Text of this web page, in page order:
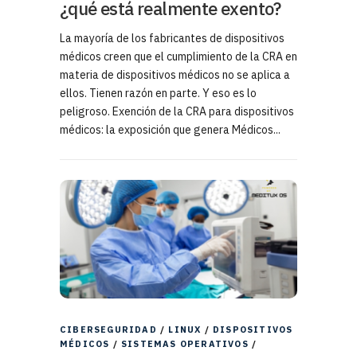
¿qué está realmente exento?
La mayoría de los fabricantes de dispositivos
médicos creen que el cumplimiento de la CRA en
materia de dispositivos médicos no se aplica a
ellos. Tienen razón en parte. Y eso es lo
peligroso. Exención de la CRA para dispositivos
médicos: la exposición que genera Médicos...
CIBERSEGURIDAD / LINUX / DISPOSITIVOS
MÉDICOS / SISTEMAS OPERATIVOS /